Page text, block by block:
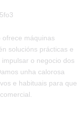
1000 1200
Totalmente
800 Máquina De
Cápsulas
ofrece máquinas
solucións prácticas e
o negocio dos
unha calorosa
e habituais para que